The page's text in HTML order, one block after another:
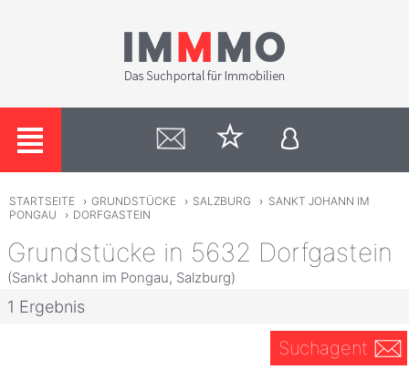
STARTSEITE › GRUNDSTÜCKE › SALZBURG › SANKT JOHANN IM
PONGAU
› DORFGASTEIN
Grundstücke in 5632 Dorfgastein
(Sankt Johann im Pongau, Salzburg)
1 Ergebnis
Suchagent